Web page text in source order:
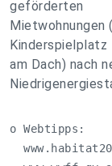
geförderten
Mietwohnungen
Kinderspielplatz
am Dach) nach
o